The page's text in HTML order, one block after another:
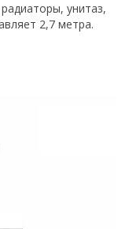
унитаз,
2,7 метра.